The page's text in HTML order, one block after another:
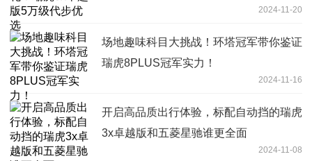
2024-11-20
场地趣味科目大挑战！环塔冠军带你鉴证
瑞虎8PLUS冠军实力！
2024-11-16
开启高品质出行体验，标配自动挡的瑞虎
3x卓越版和五菱星驰谁更全面
2024-11-08